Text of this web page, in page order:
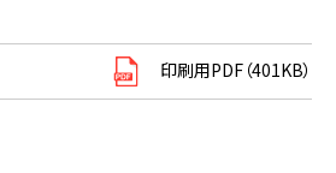
印刷用PDF（401KB）